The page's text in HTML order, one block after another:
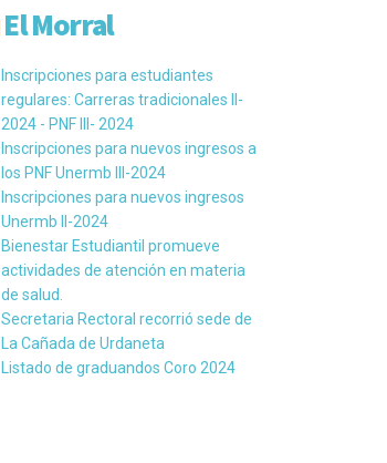
El Morral
Inscripciones para estudiantes
regulares: Carreras tradicionales II-
2024 - PNF III- 2024
Inscripciones para nuevos ingresos a
los PNF Unermb III-2024
Inscripciones para nuevos ingresos
Unermb II-2024
Bienestar Estudiantil promueve
actividades de atención en materia
de salud.
Secretaria Rectoral recorrió sede de
La Cañada de Urdaneta
Listado de graduandos Coro 2024